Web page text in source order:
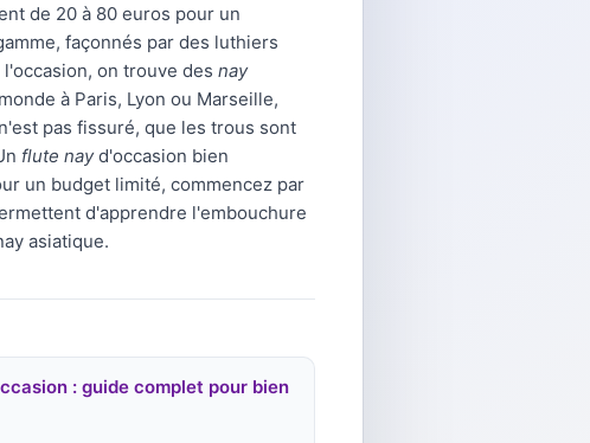
de 20 à 80 euros pour un
façonnés par des luthiers
on trouve des nay
à Paris, Lyon ou Marseille,
pas fissuré, que les trous sont
flute nayd'occasion bien
un budget limité, commencez par
d'apprendre l'embouchure
asiatique.
: guide complet pour bien